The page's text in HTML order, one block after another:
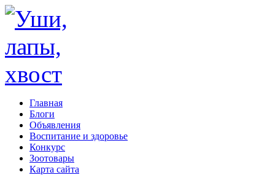
Главная
Блоги
Объявления
Воспитание и здоровье
Конкурс
Зоотовары
Карта сайта